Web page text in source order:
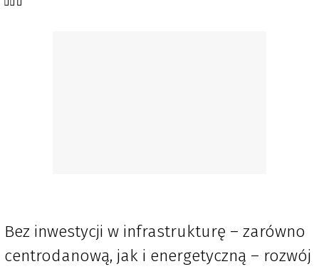
Bez inwestycji w infrastrukturę – zarówno
centrodanową, jak i energetyczną – rozwój